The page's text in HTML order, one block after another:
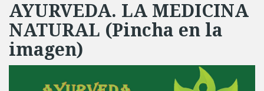
AYURVEDA. LA MEDICINA
NATURAL (Pincha en la
imagen)